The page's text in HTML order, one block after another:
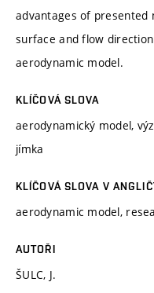
advantages of presented
surface and flow
aerodynamic model.
KLÍČOVÁ SLOVA
aerodynamický model,
jímka
KLÍČOVÁ SLOVA V
aerodynamic model,
AUTOŘI
ŠULC, J.